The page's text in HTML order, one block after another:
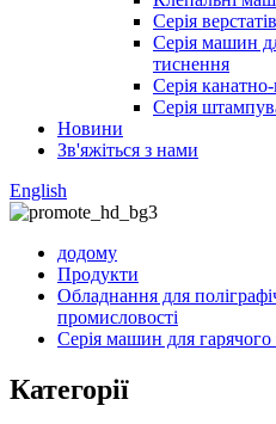
Серія
Серія машин
тиснення
Серія
Серія
Новини
Зв'яжіться з нами
English
додому
Продукти
Обладнання для
промисловості
Серія машин для
Категорії